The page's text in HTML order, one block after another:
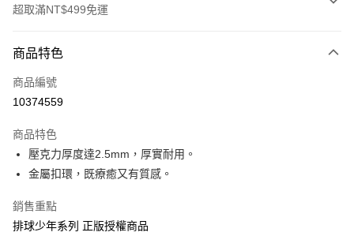
超取滿NT$499免運
信用卡一次付款
超商取貨付款
Apple Pay
街口支付
悠遊付
商品特色
商品編號
10374559
商品特色
壓克力厚度達2.5mm，厚實耐用。
金屬扣環，既療癒又有質感。
銷售重點
排球少年系列 正版授權商品